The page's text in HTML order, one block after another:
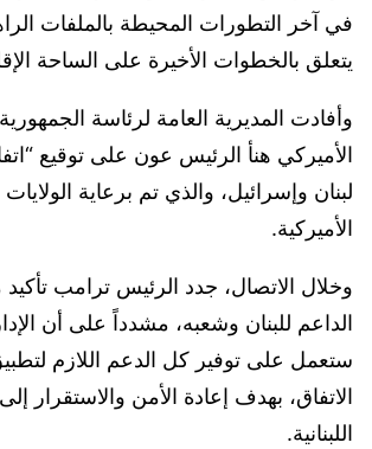
في آخر التطورات المحيطة بالملفات
يتعلق بالخطوات الأخيرة على الساحة
​وأفادت المديرية العامة لرئاسة
الأميركي هنأ الرئيس عون على توقيع
لبنان وإسرائيل، والذي تم برعاية
الأميركية.
​وخلال الاتصال، جدد الرئيس ترامب
الداعم للبنان وشعبه، مشدداً على أن
ستعمل على توفير كل الدعم اللازم
الاتفاق، بهدف إعادة الأمن والاستقرار
اللبنانية.